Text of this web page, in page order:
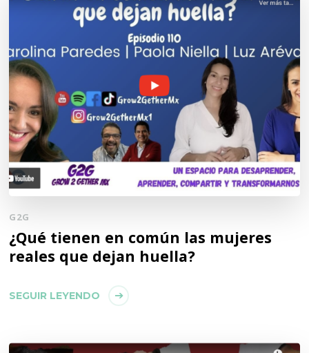
G2G
¿Qué tienen en común las mujeres
reales que dejan huella?
SEGUIR LEYENDO